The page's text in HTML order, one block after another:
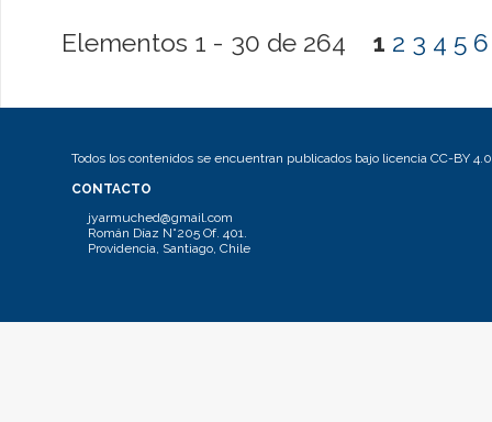
Elementos 1 - 30 de 264 1 2 3 4 5 6
Todos los contenidos se encuentran publicados bajo licencia CC-BY 4.0
CONTACTO
jyarmuched@gmail.com
Román Díaz N°205 Of. 401.
Providencia, Santiago, Chile